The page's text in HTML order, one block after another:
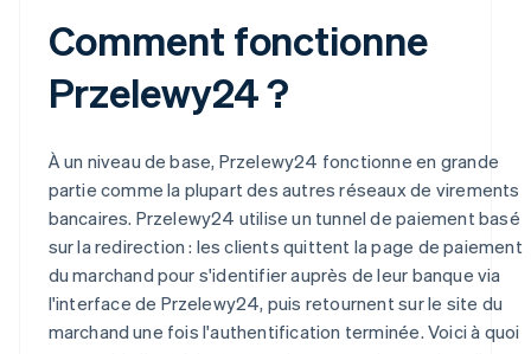
Comment fonctionne
Przelewy24 ?
À un niveau de base, Przelewy24 fonctionne en grande
partie comme la plupart des autres réseaux de virements
bancaires. Przelewy24 utilise un tunnel de paiement basé
sur la redirection : les clients quittent la page de paiement
du marchand pour s'identifier auprès de leur banque via
l'interface de Przelewy24, puis retournent sur le site du
marchand une fois l'authentification terminée. Voici à quoi